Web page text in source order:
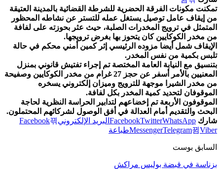
تمكنت مكونات الفرقة الحضرية للشرطة القضائية بالمدينة العتيقة
من إيقاف عامل توصيل يستغل عمله للتستر عن نشاطه المحظور
المتمثل في ترويج المخدرات الصلبة، حيث عثر بحوزته على لفافة
من مخدر الكوكايين كان يتحوز بها بغرض ترويجها.
الإيقاف شمل أيضا مزوده الرئيسي إثر كمين أمني محكم في حالة
تلبس بكمية من نفس المخدر.
بتنسيق مع النيابة العامة المختصة تم إجراء تفتيش قانوني بمنزل
المعنيين بالأمر أسفر عن حجز 27 غرام من مخدر الكوكايين وصفيحة
من مخدر الشيرا موجهة للترويج وميزان إلكتروني يسخره
الموقوفان لتحديد كمية المخدر بكل لفافة.
الموقوفون الأربعة تم إخضاعهم لتدابير الحراسة النظرية لحاجة
البحث والتقديم أمام العدالة في أفق الوصول لشركائهم المحتملون.
شارك
FacebookTwitterWhatsApp البريد الإلكتروني
Facebook
MessengerTelegram Viber طباعة
السابق بوست
بزناسة في قبضة بوليس مراكش